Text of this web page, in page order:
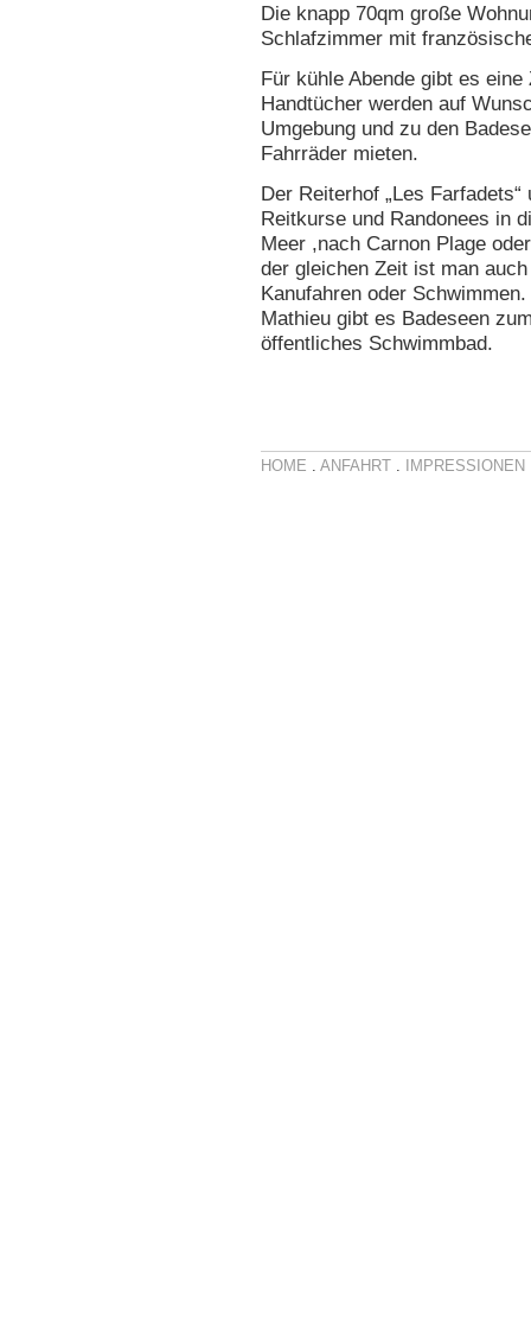
Die knapp 70qm große
Schlafzimmer mit
Für kühle Abende gibt es
Handtücher werden auf
Umgebung und zu den
Fahrräder mieten.
Der Reiterhof „Les
Reitkurse und Randonees in
Meer ,nach Carnon Plage
der gleichen Zeit ist man
Kanufahren oder
Mathieu gibt es Badeseen
öffentliches Schwimmbad.
HOME . ANFAHRT . IMPRESSIONEN